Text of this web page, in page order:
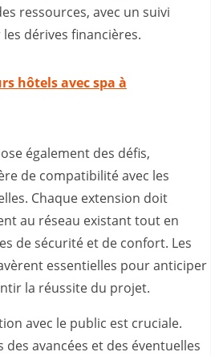
ressources, avec un suivi
dérives financières.
hôtels avec spa à
également des défis,
de compatibilité avec les
Chaque extension doit
au réseau existant tout en
de sécurité et de confort. Les
essentielles pour anticiper
la réussite du projet.
avec le public est cruciale.
avancées et des éventuelles